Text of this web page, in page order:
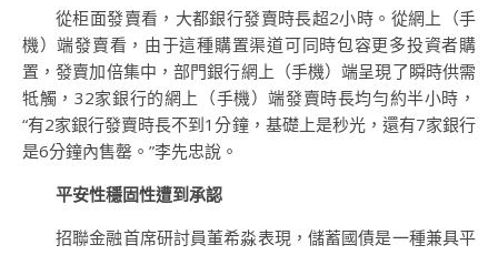
從柜面發賣看，大都銀行發賣時長超2小時。從網上（手
機）端發賣看，由于這種購置渠道可同時包容更多投資者購
置，發賣加倍集中，部門銀行網上（手機）端呈現了瞬時供需
牴觸，32家銀行的網上（手機）端發賣時長均勻約半小時，
“有2家銀行發賣時長不到1分鐘，基礎上是秒光，還有7家銀行
是6分鐘內售罄。”李先忠說。
平安性穩固性遭到承認
招聯金融首席研討員董希淼表現，儲蓄國債是一種兼具平